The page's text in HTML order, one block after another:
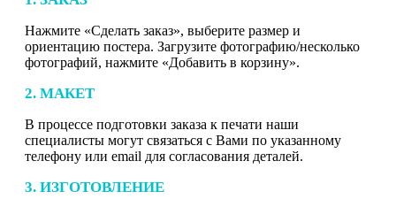
Нажмите «Сделать заказ», выберите размер и
ориентацию постера. Загрузите фотографию/несколько
фотографий, нажмите «Добавить в корзину».
2. МАКЕТ
В процессе подготовки заказа к печати наши
специалисты могут связаться с Вами по указанному
телефону или email для согласования деталей.
3. ИЗГОТОВЛЕНИЕ